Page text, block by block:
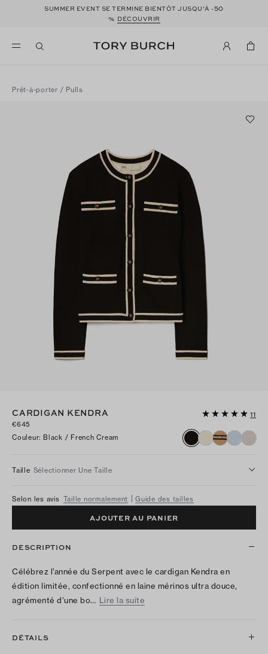
SUMMER EVENT SE TERMINE BIENTÔT JUSQU’À -50
% DÉCOUVRIR
Prêt-à-porter / Pulls
CARDIGAN KENDRA
11
€645
Couleur: Black / French Cream
Taille Sélectionner Une Taille
Selon les avis Taille normalement Guide des tailles
AJOUTER AU PANIER
DESCRIPTION
Célébrez l’année du Serpent avec le cardigan Kendra en
édition limitée, confectionné en laine mérinos ultra douce,
agrémenté d’une bo… Lire la suite
DÉTAILS